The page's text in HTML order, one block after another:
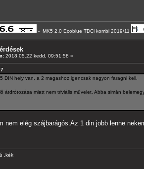
- MK5 2.0 Ecoblue TDCi kombi 2019/11
2018.05.22 kedd, 09:51:58 »
DIN hely van, a 2 magashoz igencsak nagyon faragni kell.
átdrótozása miatt nem triviális művelet. Abba simán
nem elég szájbarágós.Az 1 din jobb lenne
,kék